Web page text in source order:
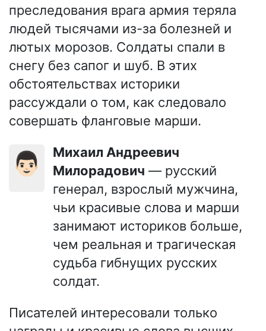
преследования врага армия теряла
людей тысячами из-за болезней и
лютых морозов. Солдаты спали в
снегу без сапог и шуб. В этих
обстоятельствах историки
рассуждали о том, как следовало
совершать фланговые марши.
👨🏻
Михаил Андреевич
Милорадович — русский
генерал, взрослый мужчина,
чьи красивые слова и марши
занимают историков больше,
чем реальная и трагическая
судьба гибнущих русских
солдат.
Писателей интересовали только